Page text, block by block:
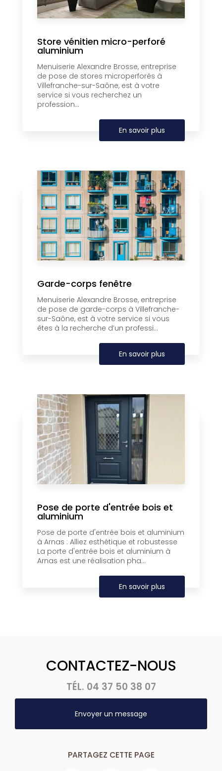
Store vénitien micro-perforé
aluminium
Menuiserie Alexandre Brosse, entreprise
de pose de stores microperforés à
Villefranche-sur-Saône, est à votre
service si vous recherchez un
profession...
En savoir plus
Garde-corps fenêtre
Menuiserie Alexandre Brosse, entreprise
de pose de garde-corps à Villefranche-
sur-Saône, est à votre service si vous
êtes à la recherche d’un professi...
En savoir plus
Pose de porte d'entrée bois et
aluminium
Pose de porte d'entrée bois et aluminium
à Arnas : Alliez esthétique et robustesse
La porte d'entrée bois et aluminium à
Arnas est une réalisation pha...
En savoir plus
CONTACTEZ-NOUS
TÉL. 04 37 50 38 07
Envoyer un message
PARTAGEZ CETTE PAGE